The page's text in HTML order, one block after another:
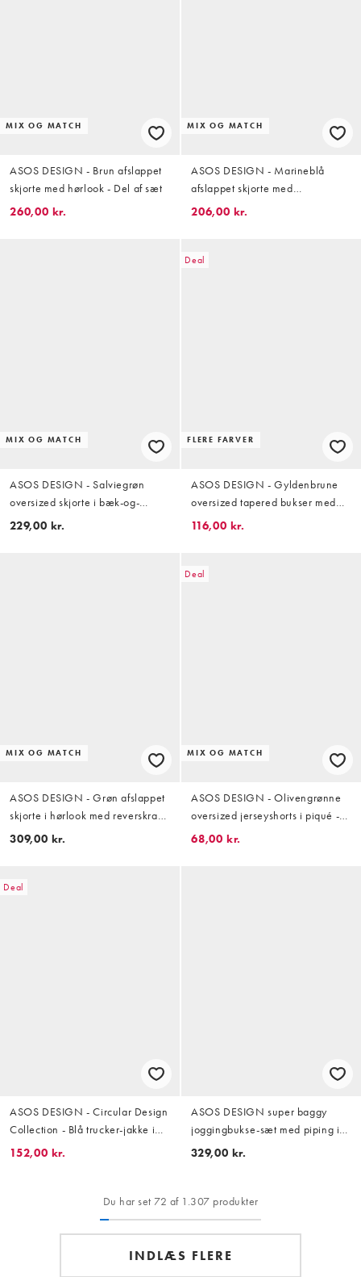
MIX OG MATCH
ASOS DESIGN - Brun afslappet
skjorte med hørlook - Del af sæt
260,00 kr.
MIX OG MATCH
ASOS DESIGN - Marineblå
afslappet skjorte med
reverskrave i bæk-og-bølge-stof -
206,00 kr.
MIX OG MATCH
ASOS DESIGN - Salviegrøn
oversized skjorte i bæk-og-
bølge-stof i firkantet pasform -
229,00 kr.
Deal
FLERE FARVER
ASOS DESIGN - Gyldenbrune
oversized tapered bukser med
læg i tech-stof
116,00 kr.
MIX OG MATCH
ASOS DESIGN - Grøn afslappet
skjorte i hørlook med reverskrave
og print - Del af sæt
309,00 kr.
Deal
MIX OG MATCH
ASOS DESIGN - Olivengrønne
oversized jerseyshorts i piqué -
Del af sæt
68,00 kr.
Deal
ASOS DESIGN - Circular Design
Collection - Blå trucker-jakke i
vintage-vasket denim - Del af
152,00 kr.
ASOS DESIGN super baggy
joggingbukse-sæt med piping i
grøn
329,00 kr.
Du har set 72 af 1.307 produkter
INDLÆS FLERE